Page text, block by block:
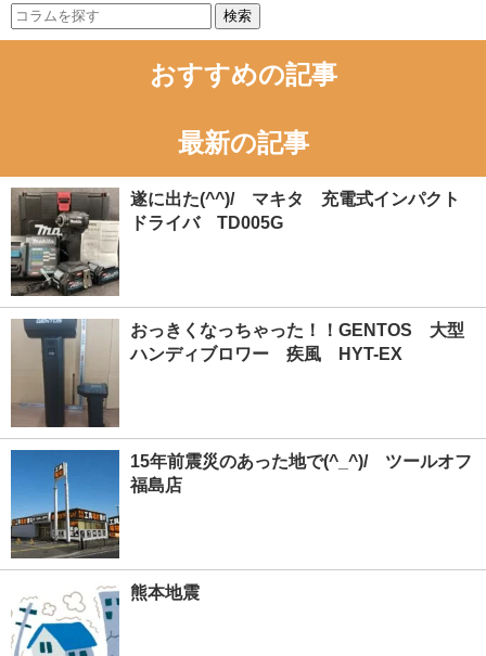
検索
おすすめの記事
最新の記事
遂に出た(^^)/ マキタ 充電式インパクト
ドライバ TD005G
おっきくなっちゃった！！GENTOS 大型
ハンディブロワー 疾風 HYT-EX
15年前震災のあった地で(^_^)/ ツールオフ
福島店
熊本地震